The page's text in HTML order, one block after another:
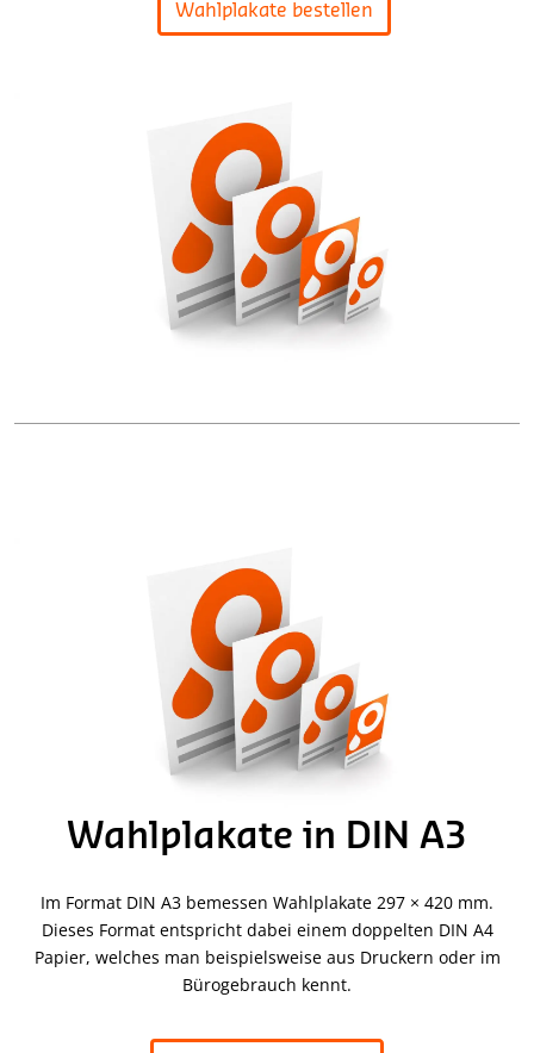
Wahlplakate bestellen
Wahlplakate in DIN A3
Im Format DIN A3 bemessen Wahlplakate 297 × 420 mm.
Dieses Format entspricht dabei einem doppelten DIN A4
Papier, welches man beispielsweise aus Druckern oder im
Bürogebrauch kennt.